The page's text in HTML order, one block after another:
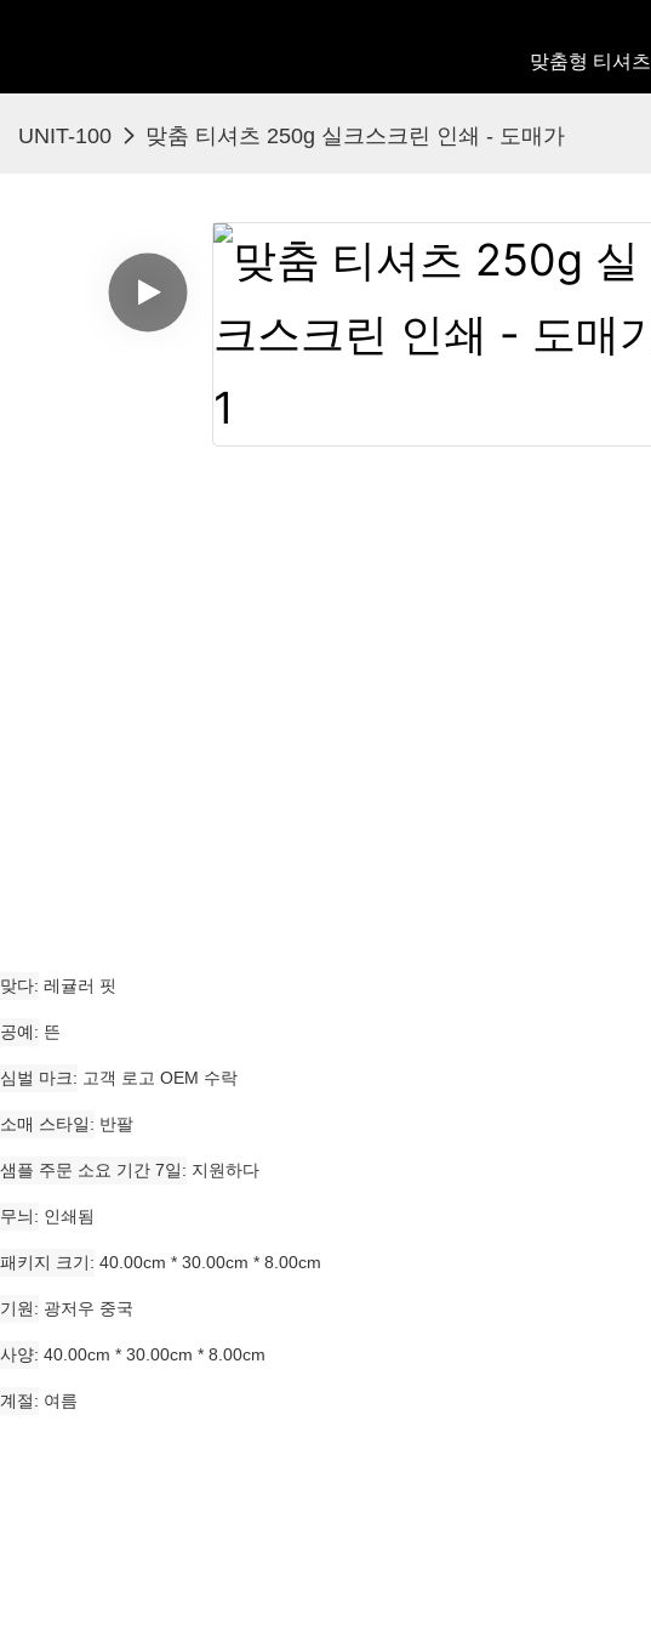
맞춤형 티셔츠
UNIT-100 맞춤 티셔츠 250g 실크스크린 인쇄 - 도매가
맞다 레귤러 핏
공예 뜬
심벌 마크 고객 로고 OEM 수락
소매 스타일 반팔
샘플 주문 소요 기간 7일 지원하다
무늬 인쇄됨
패키지 크기 40.00cm * 30.00cm * 8.00cm
기원 광저우 중국
사양 40.00cm * 30.00cm * 8.00cm
계절 여름